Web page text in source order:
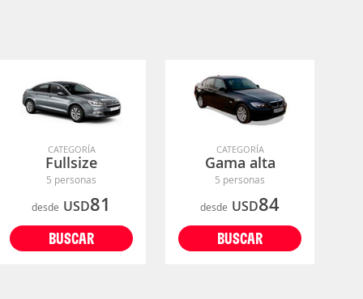
CATEGORÍA
Fullsize
5 personas
desde USD81
BUSCAR
CATEGORÍA
Gama alta
5 personas
desde USD84
BUSCAR